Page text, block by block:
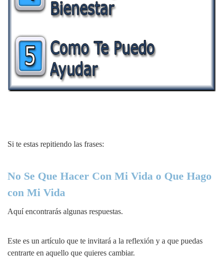
Si te estas repitiendo las frases:
No Se Que Hacer Con Mi Vida o Que Hago
con Mi Vida
Aquí encontrarás algunas respuestas.
Este es un artículo que te invitará a la reflexión y a que puedas
centrarte en aquello que quieres cambiar.